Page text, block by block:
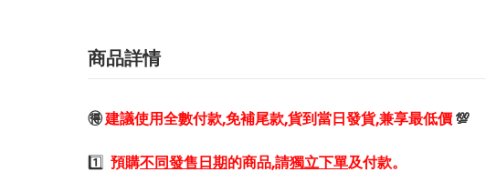
商品詳情
🉐建議使用全數付款,免補尾款,貨到當日發貨,兼享最低價 💯
1️⃣ 預購不同發售日期的商品,請獨立下單及付款。